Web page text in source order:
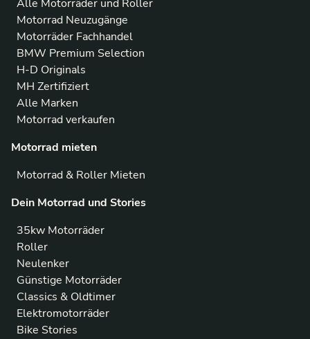
Alle Motorräder und Roller
Motorrad Neuzugänge
Motorräder Fachhandel
BMW Premium Selection
H-D Originals
MH Zertifiziert
Alle Marken
Motorrad verkaufen
Motorrad mieten
Motorrad & Roller Mieten
Dein Motorrad und Stories
35kw Motorräder
Roller
Neulenker
Günstige Motorräder
Classics & Oldtimer
Elektromotorräder
Bike Stories